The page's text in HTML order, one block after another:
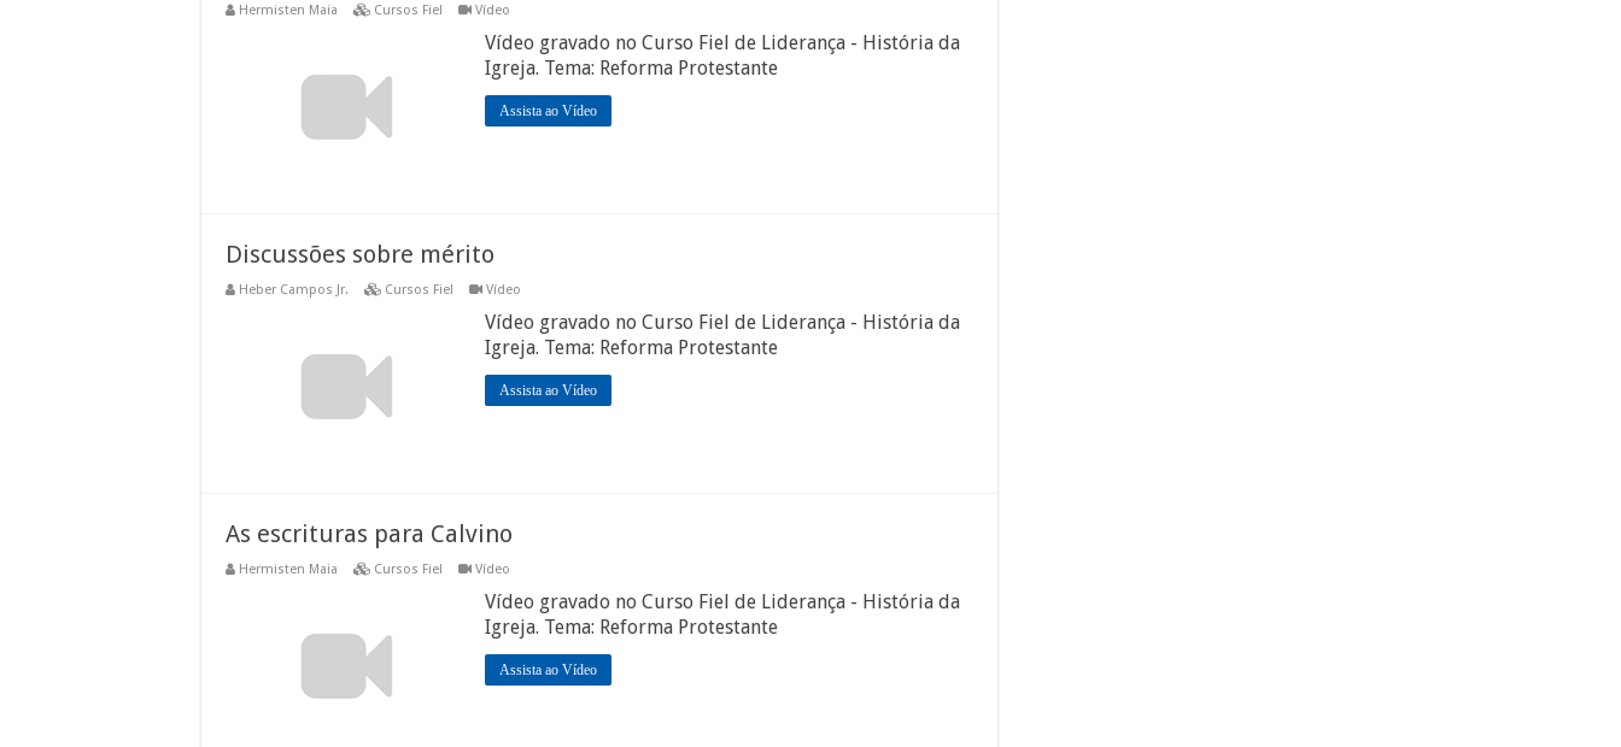
Hermisten Maia Cursos Fiel Vídeo
Vídeo gravado no Curso Fiel de Liderança - História da
Igreja. Tema: Reforma Protestante
Assista ao Vídeo
Discussões sobre mérito
Heber Campos Jr. Cursos Fiel Vídeo
Vídeo gravado no Curso Fiel de Liderança - História da
Igreja. Tema: Reforma Protestante
Assista ao Vídeo
As escrituras para Calvino
Hermisten Maia Cursos Fiel Vídeo
Vídeo gravado no Curso Fiel de Liderança - História da
Igreja. Tema: Reforma Protestante
Assista ao Vídeo